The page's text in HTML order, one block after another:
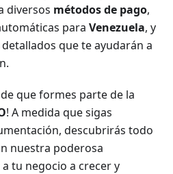
diversos métodos de pago,
para Venezuela, y
que te ayudarán a
que formes parte de la
! A medida que sigas
descubrirás todo
nuestra poderosa
tu negocio a crecer y